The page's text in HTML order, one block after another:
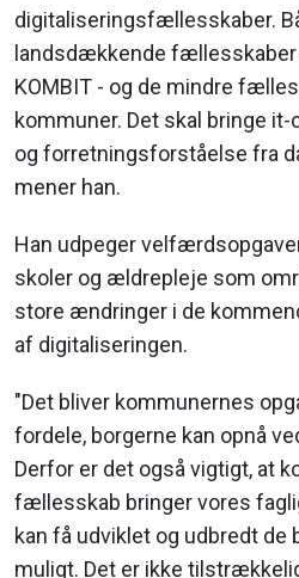
digitaliseringsfællesskaber.
landsdækkende
KOMBIT - og de mindre
kommuner. Det skal bringe
og forretningsforståelse fra
mener han.
Han udpeger
skoler og ældrepleje som
store ændringer i de
af digitaliseringen.
"Det bliver kommunernes
fordele, borgerne kan opnå
Derfor er det også vigtigt, at
fællesskab bringer vores
kan få udviklet og udbredt
muligt. Det er ikke